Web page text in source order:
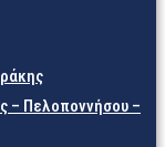
– Πελοποννήσου –